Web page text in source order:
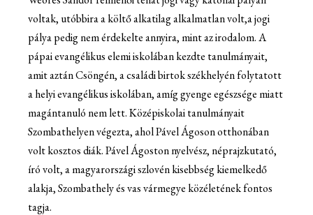
voltak, utóbbira a költő alkatilag alkalmatlan volt,a jogi
pálya pedig nem érdekelte annyira, mint az irodalom. A
pápai evangélikus elemi iskolában kezdte tanulmányait,
amit aztán Csöngén, a családi birtok székhelyén folytatott
a helyi evangélikus iskolában, amíg gyenge egészsége miatt
magántanuló nem lett. Középiskolai tanulmányait
Szombathelyen végezta, ahol Pável Ágoson otthonában
volt kosztos diák. Pável Ágoston nyelvész, néprajzkutató,
író volt, a magyarországi szlovén kisebbség kiemelkedő
alakja, Szombathely és vas vármegye közéletének fontos
tagja.